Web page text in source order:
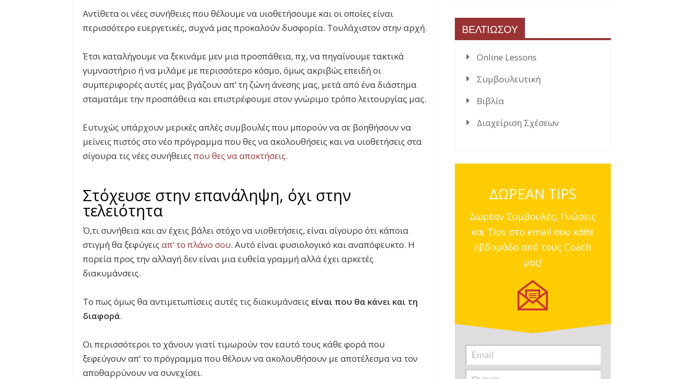
Αντίθετα οι νέες συνήθειες που θέλουμε να υιοθετήσουμε και οι οποίες είναι
περισσότερο ευεργετικές, συχνά μας προκαλούν δυσφορία. Τουλάχιστον στην αρχή.
Έτσι καταλήγουμε να ξεκινάμε μεν μια προσπάθεια, πχ, να πηγαίνουμε τακτικά
γυμναστήριο ή να μιλάμε με περισσότερο κόσμο, όμως ακριβώς επειδή οι
συμπεριφορές αυτές μας βγάζουν απ’ τη ζώνη άνεσης μας, μετά από ένα διάστημα
σταματάμε την προσπάθεια και επιστρέφουμε στον γνώριμο τρόπο λειτουργίας μας.
Ευτυχώς υπάρχουν μερικές απλές συμβουλές που μπορούν να σε βοηθήσουν να
μείνεις πιστός στο νέο πρόγραμμα που θες να ακολουθήσεις και να υιοθετήσεις στα
σίγουρα τις νέες συνήθειες που θες να αποκτήσεις.
Στόχευσε στην επανάληψη, όχι στην
τελειότητα
Ό,τι συνήθεια και αν έχεις βάλει στόχο να υιοθετήσεις, είναι σίγουρο ότι κάποια
στιγμή θα ξεφύγεις απ’ το πλάνο σου. Αυτό είναι φυσιολογικό και αναπόφευκτο. Η
πορεία προς την αλλαγή δεν είναι μια ευθεία γραμμή αλλά έχει αρκετές
διακυμάνσεις.
Το πως όμως θα αντιμετωπίσεις αυτές τις διακυμάνσεις είναι που θα κάνει και τη
διαφορά.
Οι περισσότεροι το χάνουν γιατί τιμωρούν τον εαυτό τους κάθε φορά που
ξεφεύγουν απ’ το πρόγραμμα που θέλουν να ακολουθήσουν με αποτέλεσμα να τον
αποθαρρύνουν να συνεχίσει.
ΒΕΛΤΙΩΣΟΥ
Online Lessons
Συμβουλευτική
Βιβλία
Διαχείριση Σχέσεων
ΔΩΡΕΑΝ TIPS
Δωρέαν Συμβουλές, Γνώσεις
και Tips στο email σου κάθε
εβδομάδα από τους Coach
μας!